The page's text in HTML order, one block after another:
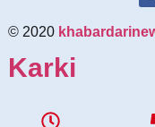
© 2020
Karki